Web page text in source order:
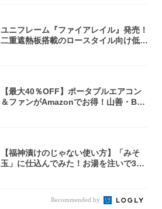
ユニフレーム『ファイアレイル』発売！
二重遮熱板搭載のロースタイル向け低型
【最大40％OFF】ポータブルエアコン
＆ファンがAmazonでお得！山善・Bo
【福神漬けのじゃない使い方】「みそ
玉」に仕込んでみた！お湯を注いで30
Recommended by